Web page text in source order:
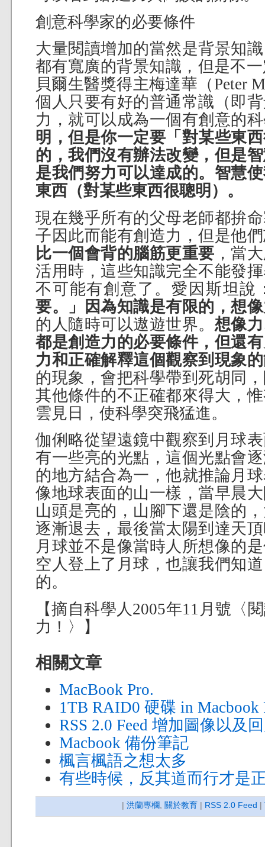
創意科學家的必要條件
大量閱讀增加的當然是背景知
都有寬廣的背景知識，但是不
貝爾生醫獎得主梅達華（Peter
個人只要有好的普通常識（即
力，就可以成為一個有創意的
明，但是你一定要「對某些東
的，我們沒有辦法改變，但是
是我們努力可以達成的。智慧
東西（對某些東西很聰明）。
現在幾乎所有的父母老師都拚
子因此而能有創造力，但是他
比一個會背的腦筋更重要 ，當
活用時，這些知識完全不能發
不可能有創意了。愛因斯坦說
要。」因為知識是有限的，想
的人隨時可以遨遊世界。 想像
都是創造力的必要條件，但還
力和正確解釋這個觀察到現象
的現象，會把科學帶到死胡同
其他條件的不正確都來得大，
雲見日，使科學突飛猛進。
伽俐略從望遠鏡中觀察到月球
有一些亮的光點，這個光點會
的地方結合為一，他就推論月
像地球表面的山一樣，當早晨
山頭是亮的，山腳下還是陰的
逐漸退去，最後當太陽到達天
月球並不是像當時人所想像的
空人登上了月球，也讓我們知
的。
【摘自科學人2005年11月號〈
力！〉】
相關文章
MacBook Pro.
1TB RAID0 硬碟 in Macbook
RSS 2.0 Feed 增加圖像以及
Macbook 備份筆記
楓言楓語之想太多
有些時候，反其道而行才是
| 洪蘭專欄 關於教育 | RSS 2.0 Feed |